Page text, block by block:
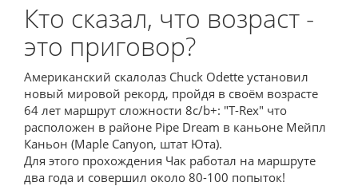
Кто сказал, что возраст -
это приговор?
Американский скалолаз Сhuck Odette установил
новый мировой рекорд, пройдя в своём возрасте
64 лет маршрут сложности 8c/b+: "T-Rex" что
расположен в районе Pipe Dream в каньоне Мейпл
Каньон (Maple Canyon, штат Юта).
Для этого прохождения Чак работал на маршруте
два года и совершил около 80-100 попыток!